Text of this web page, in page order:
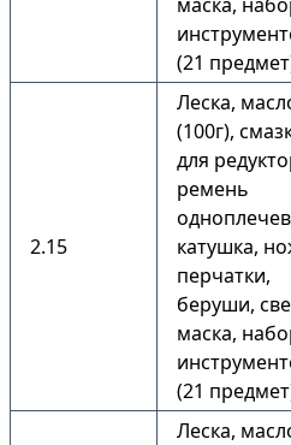
(21
2.15
Леска,
(100г),
для
ремень
катушка,
перчатки,
беруши,
маска,
(21
Леска,